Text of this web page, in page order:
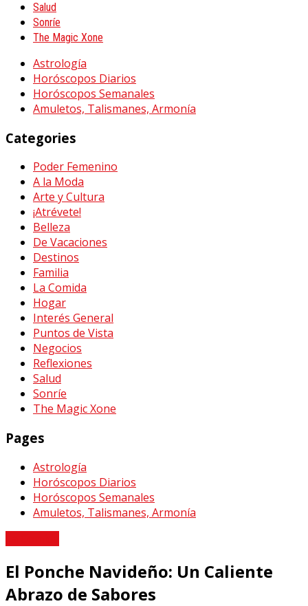
Salud
Sonríe
The Magic Xone
Astrología
Horóscopos Diarios
Horóscopos Semanales
Amuletos, Talismanes, Armonía
Categories
Poder Femenino
A la Moda
Arte y Cultura
¡Atrévete!
Belleza
De Vacaciones
Destinos
Familia
La Comida
Hogar
Interés General
Puntos de Vista
Negocios
Reflexiones
Salud
Sonríe
The Magic Xone
Pages
Astrología
Horóscopos Diarios
Horóscopos Semanales
Amuletos, Talismanes, Armonía
El Ponche Navideño: Un Caliente
Abrazo de Sabores